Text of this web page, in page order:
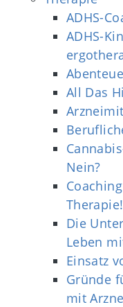
ADHS-
ADHS-
All Das
Nein?
Therapie!
Die
Leben
Einsatz
Gründe
mit